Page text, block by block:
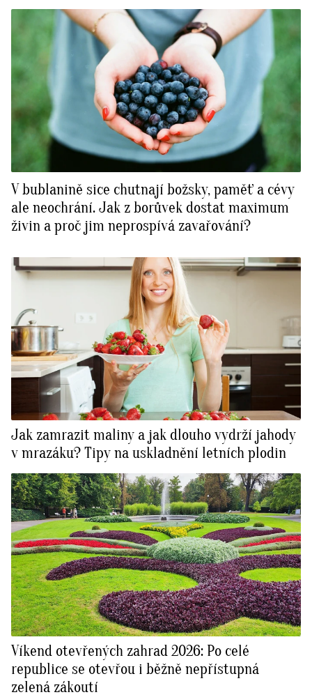
V bublanině sice chutnají božsky, paměť a cévy
ale neochrání. Jak z borůvek dostat maximum
živin a proč jim neprospívá zavařování?
Jak zamrazit maliny a jak dlouho vydrží jahody
v mrazáku? Tipy na uskladnění letních plodin
Víkend otevřených zahrad 2026: Po celé
republice se otevřou i běžně nepřístupná
zelená zákoutí